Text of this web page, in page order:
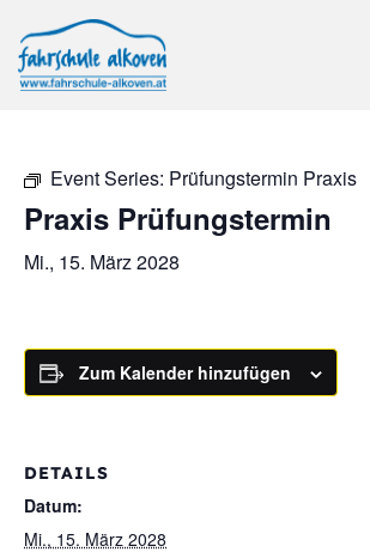
Event Series: Prüfungstermin Praxis
Praxis Prüfungstermin
Mi., 15. März 2028
Zum Kalender hinzufügen
DETAILS
Datum:
Mi., 15. März 2028